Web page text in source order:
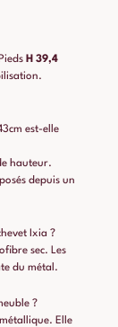
H 39,4
est-elle
hauteur.
depuis un
Ixia ?
sec. Les
du métal.
?
Elle